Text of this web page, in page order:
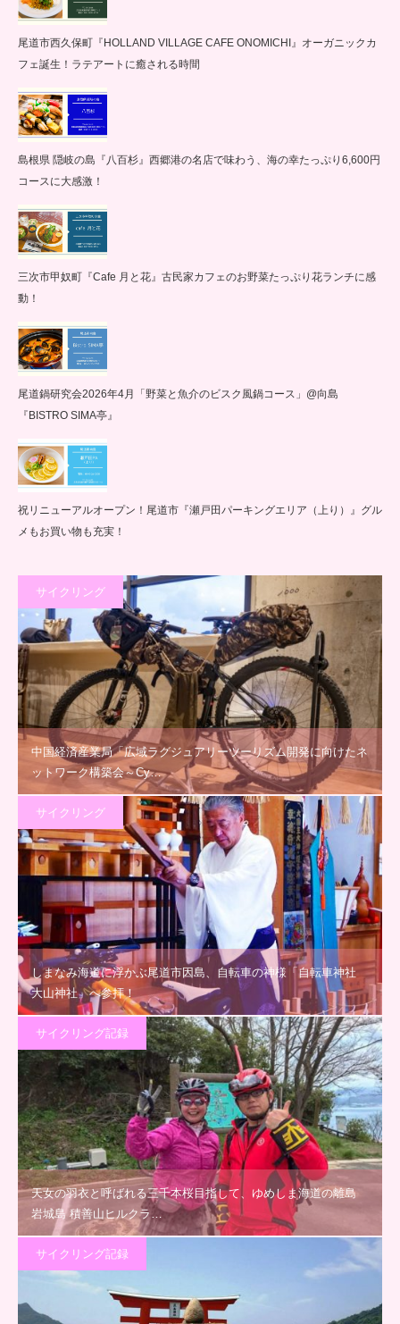
尾道市西久保町『HOLLAND VILLAGE CAFE ONOMICHI』オーガニックカ
フェ誕生！ラテアートに癒される時間
島根県 隠岐の島『八百杉』西郷港の名店で味わう、海の幸たっぷり6,600円
コースに大感激！
三次市甲奴町『Cafe 月と花』古民家カフェのお野菜たっぷり花ランチに感
動！
尾道鍋研究会2026年4月「野菜と魚介のビスク風鍋コース」@向島
『BISTRO SIMA亭』
祝リニューアルオープン！尾道市『瀬戸田パーキングエリア（上り）』グル
メもお買い物も充実！
サイクリング
中国経済産業局「広域ラグジュアリーツーリズム開発に向けたネ
ットワーク構築会～Cy…
サイクリング
しまなみ海道に浮かぶ尾道市因島、自転車の神様「自転車神社
大山神社」へ参拝！
サイクリング記録
天女の羽衣と呼ばれる三千本桜目指して、ゆめしま海道の離島
岩城島 積善山ヒルクラ…
サイクリング記録